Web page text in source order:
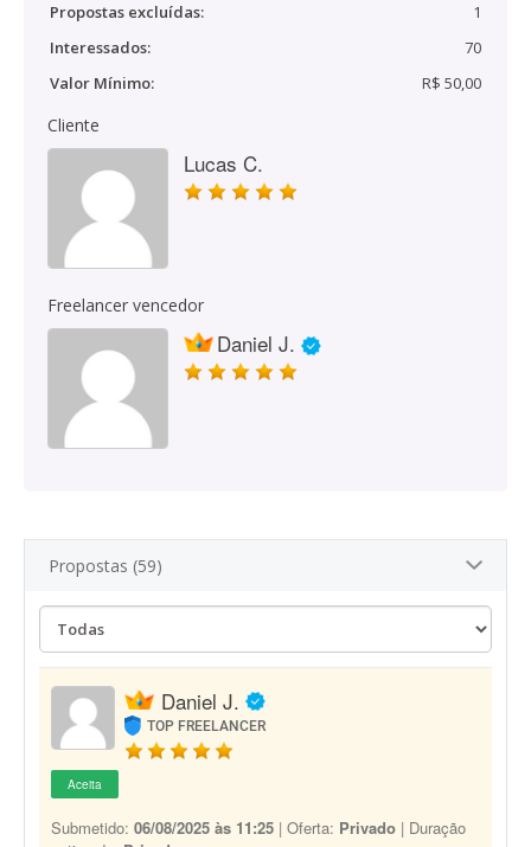
Propostas excluídas:
1
Interessados:
70
Valor Mínimo:
R$ 50,00
Cliente
Lucas C.
Freelancer vencedor
Daniel J.
Propostas (59)
Daniel J.
TOP FREELANCER
Aceita
Submetido: 06/08/2025 às 11:25 | Oferta: Privado | Duração